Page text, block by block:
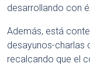
desarrollando con
Además, está
desayunos-charlas
recalcando que el